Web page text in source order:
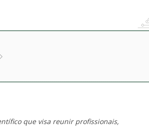
que visa reunir profissionais,